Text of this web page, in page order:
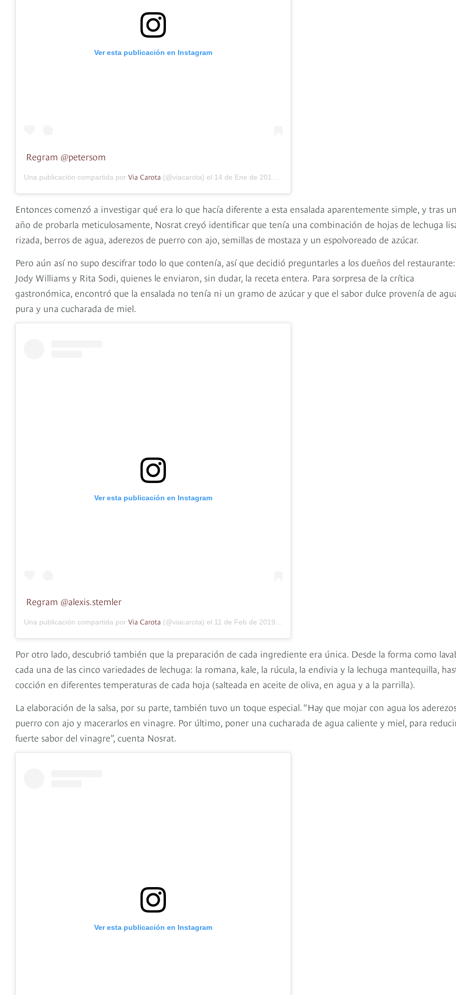
Ver esta publicación en Instagram
Regram @petersom
Una publicación compartida por Via Carota (@viacarota) el 14 de Ene de 2019 a las 2:51 PST
Entonces comenzó a investigar qué era lo que hacía diferente a esta ensalada aparentemente simple, y tras un
año de probarla meticulosamente, Nosrat creyó identificar que tenía una combinación de hojas de lechuga
rizada, berros de agua, aderezos de puerro con ajo, semillas de mostaza y un espolvoreado de azúcar.
Pero aún así no supo descifrar todo lo que contenía, así que decidió preguntarles a los dueños del restaurante:
Jody Williams y Rita Sodi, quienes le enviaron, sin dudar, la receta entera. Para sorpresa de la crítica
gastronómica, encontró que la ensalada no tenía ni un gramo de azúcar y que el sabor dulce provenía de
pura y una cucharada de miel.
Ver esta publicación en Instagram
Regram @alexis.stemler
Una publicación compartida por Via Carota (@viacarota) el 11 de Feb de 2019 a las 3:31 PST
Por otro lado, descubrió también que la preparación de cada ingrediente era única. Desde la forma como
cada una de las cinco variedades de lechuga: la romana, kale, la rúcula, la endivia y la lechuga mantequilla,
cocción en diferentes temperaturas de cada hoja (salteada en aceite de oliva, en agua y a la parrilla).
La elaboración de la salsa, por su parte, también tuvo un toque especial. “Hay que mojar con agua los
puerro con ajo y macerarlos en vinagre. Por último, poner una cucharada de agua caliente y miel, para
fuerte sabor del vinagre”, cuenta Nosrat.
Ver esta publicación en Instagram